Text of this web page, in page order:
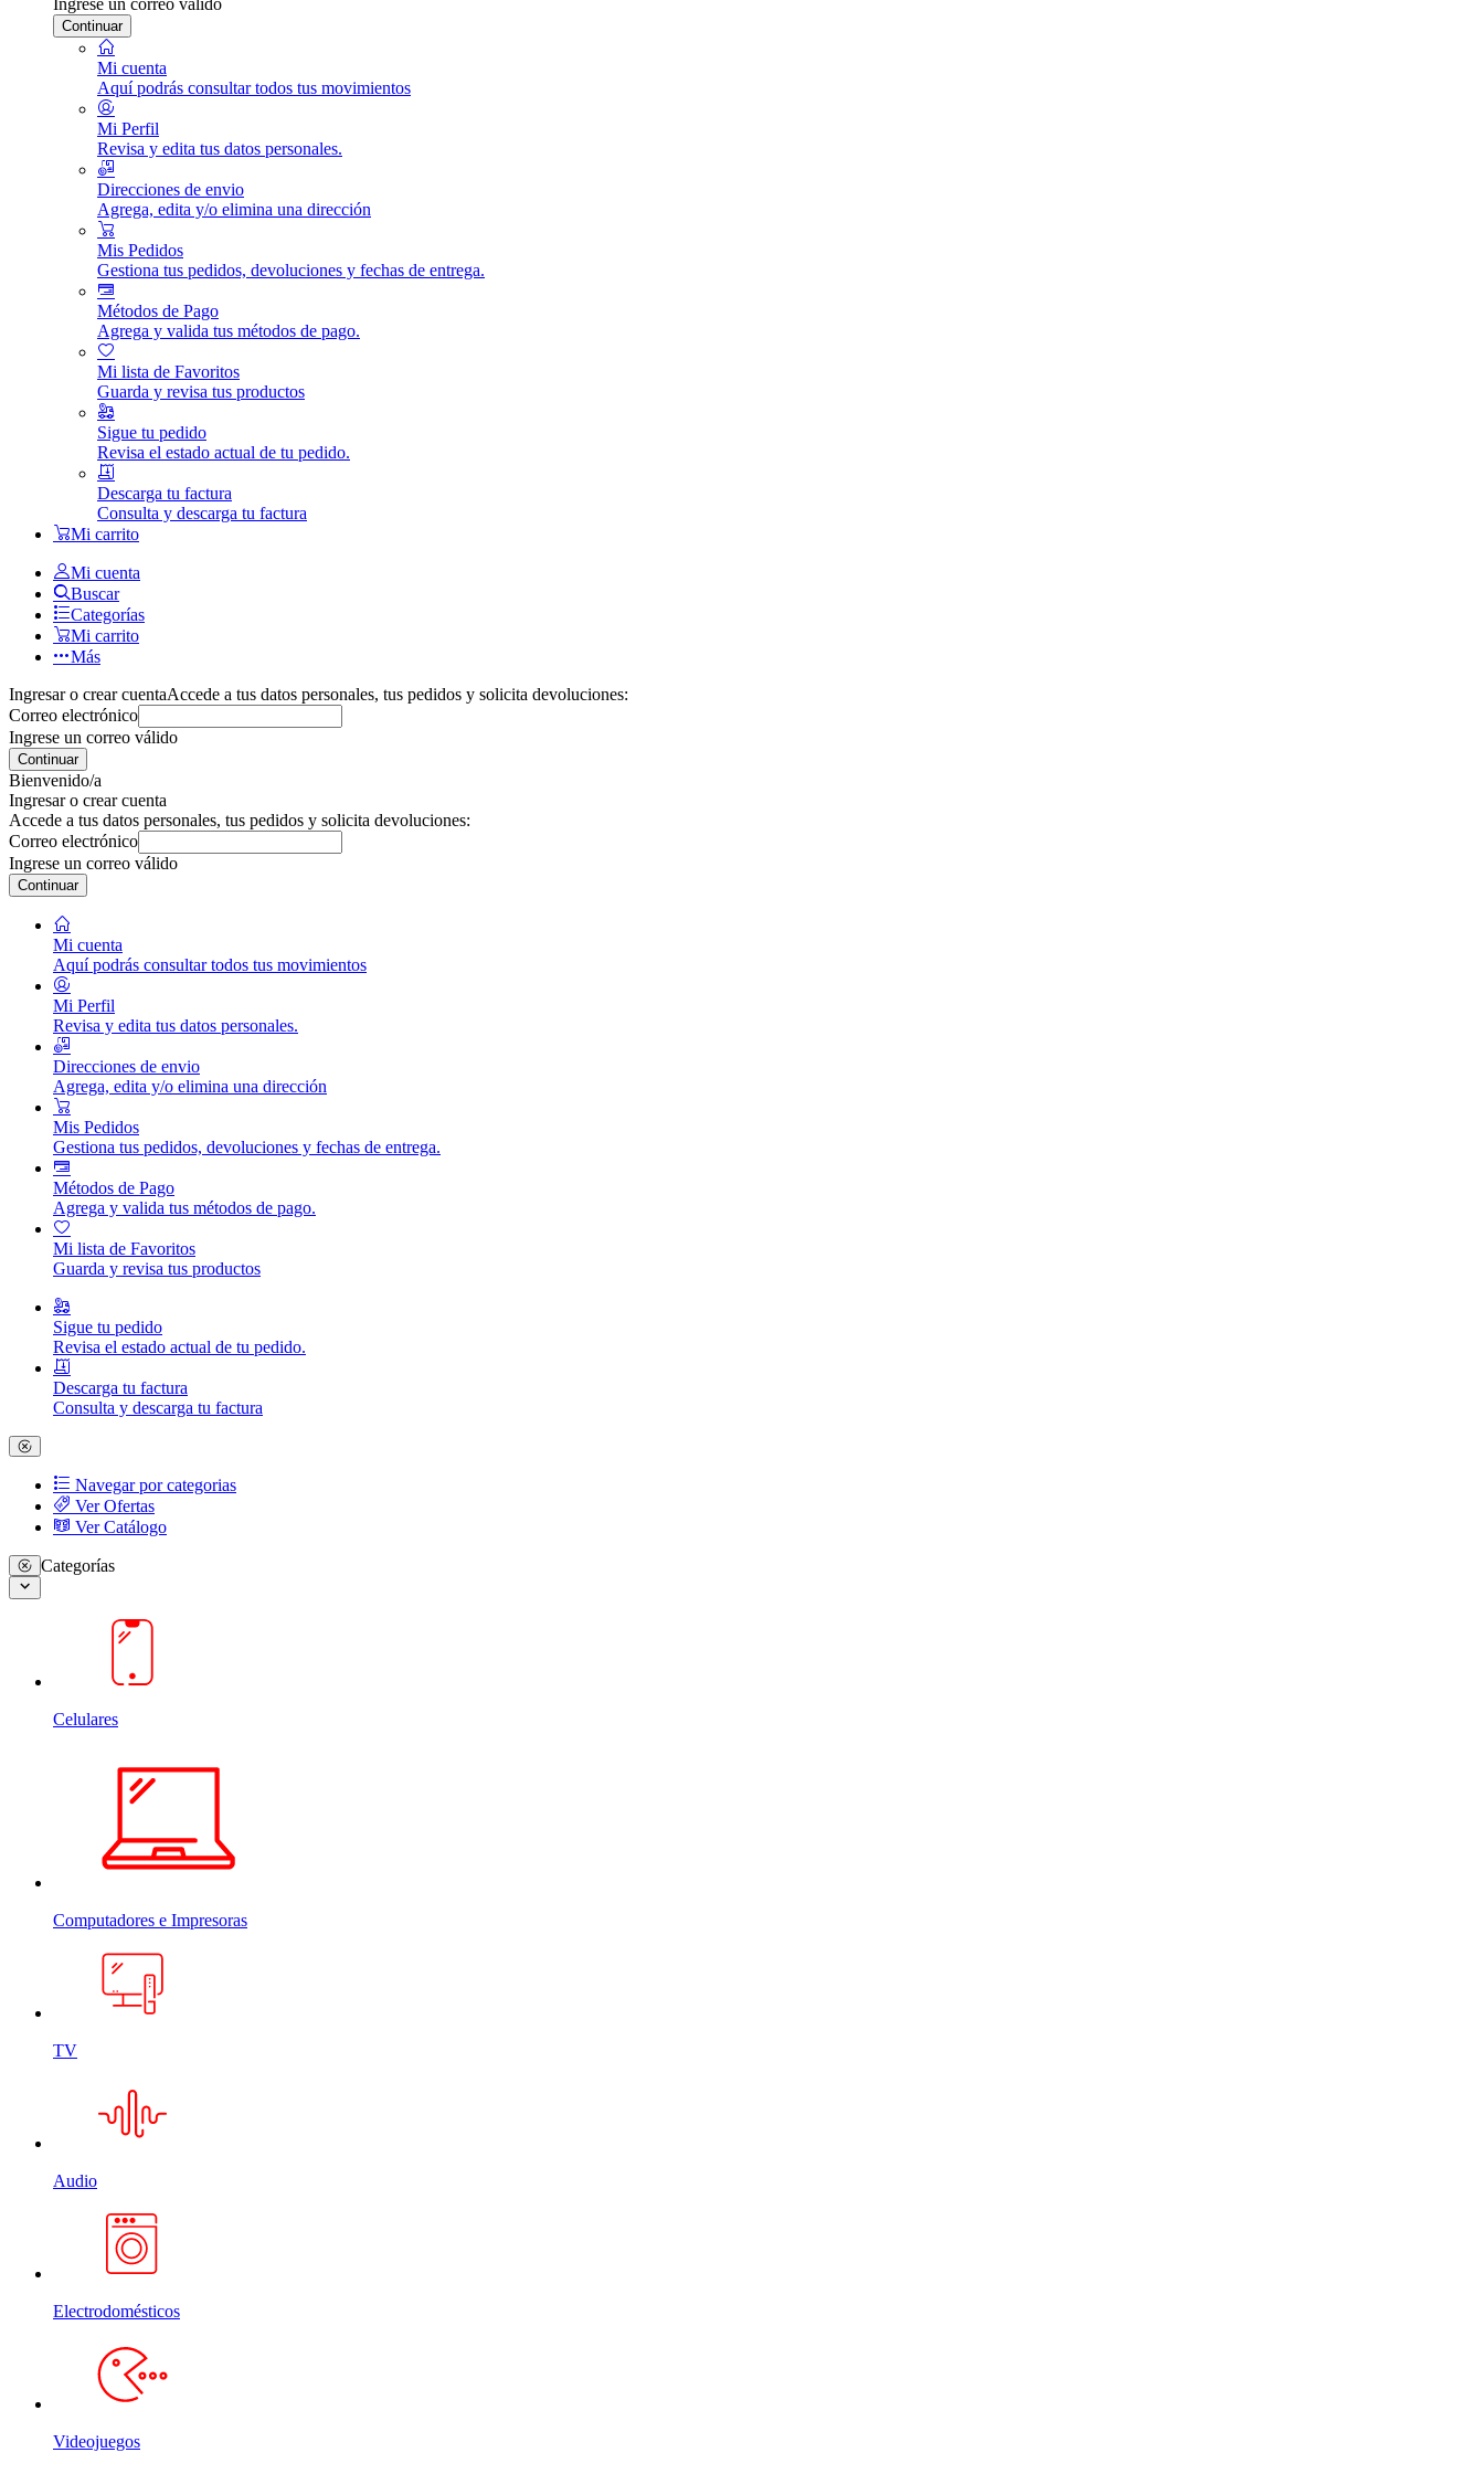
Continuar
Mi cuenta
Aquí podrás consultar todos tus movimientos
Mi Perfil
Revisa y edita tus datos personales.
Direcciones de envio
Agrega, edita y/o elimina una dirección
Mis Pedidos
Gestiona tus pedidos, devoluciones y fechas de entrega.
Métodos de Pago
Agrega y valida tus métodos de pago.
Mi lista de Favoritos
Guarda y revisa tus productos
Sigue tu pedido
Revisa el estado actual de tu pedido.
Descarga tu factura
Consulta y descarga tu factura
Mi carrito
Mi cuenta
Buscar
Categorías
Mi carrito
Más
Ingresar o crear cuentaAccede a tus datos personales, tus pedidos y solicita devoluciones:
Correo electrónico
Ingrese un correo válido
Continuar
Bienvenido/a
Ingresar o crear cuenta
Accede a tus datos personales, tus pedidos y solicita devoluciones:
Correo electrónico
Ingrese un correo válido
Continuar
Mi cuenta
Aquí podrás consultar todos tus movimientos
Mi Perfil
Revisa y edita tus datos personales.
Direcciones de envio
Agrega, edita y/o elimina una dirección
Mis Pedidos
Gestiona tus pedidos, devoluciones y fechas de entrega.
Métodos de Pago
Agrega y valida tus métodos de pago.
Mi lista de Favoritos
Guarda y revisa tus productos
Sigue tu pedido
Revisa el estado actual de tu pedido.
Descarga tu factura
Consulta y descarga tu factura
Navegar por categorias
Ver Ofertas
Ver Catálogo
Categorías
Celulares
Computadores e Impresoras
TV
Audio
Electrodomésticos
Videojuegos